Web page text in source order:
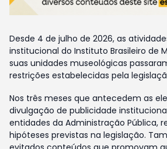
Desde 4 de julho de 2026, as
institucional do Instituto Brasileiro de
suas unidades museológicas
restrições estabelecidas pela
Nos três meses que antecedem as
divulgação de publicidade
entidades da Administração Pública,
hipóteses previstas na legislação.